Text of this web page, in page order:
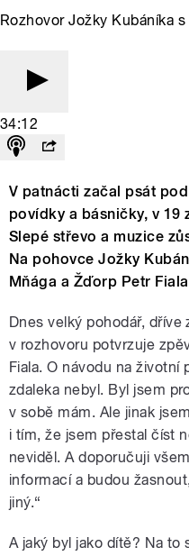
Rozhovor Jožky Kubáníka
34:12
V patnácti začal psát
povídky a básničky, v 19
Slepé střevo a muzice
Na pohovce Jožky
Mňága a Žďorp Petr
Dnes velký pohodář, dříve
v rozhovoru potvrzuje
Fiala. O návodu na životní
zdaleka nebyl. Byl jsem
v sobě mám. Ale jinak
i tím, že jsem přestal číst
neviděl. A doporučuji
informací a budou
jiný.“
A jaký byl jako dítě? Na to